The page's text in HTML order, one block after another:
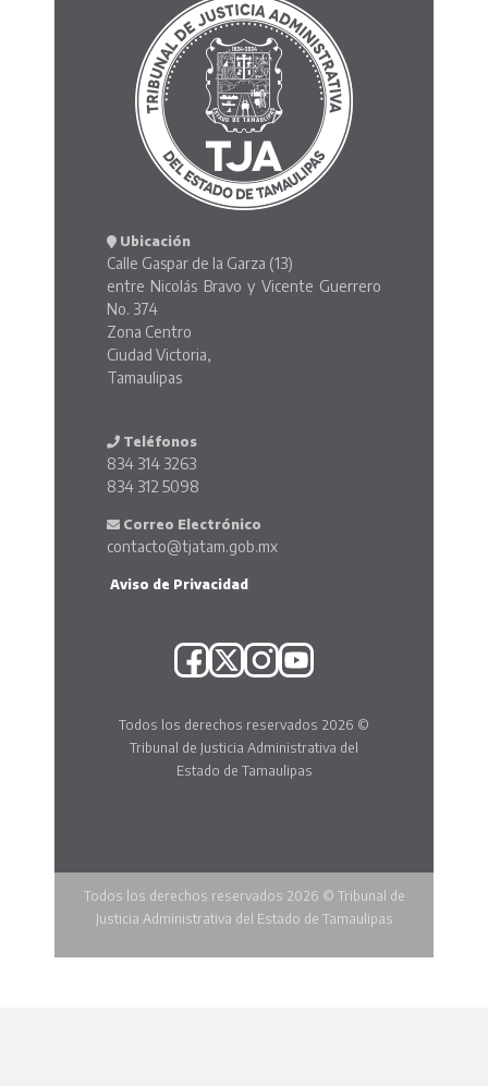
Ubicación
Calle Gaspar de la Garza (13)
entre Nicolás Bravo y Vicente Guerrero
No. 374
Zona Centro
Ciudad Victoria,
Tamaulipas
Teléfonos
834 314 3263
834 312 5098
Correo Electrónico
contacto@tjatam.gob.mx
Aviso de Privacidad
Todos los derechos reservados 2026 ©
Tribunal de Justicia Administrativa del
Estado de Tamaulipas
Todos los derechos reservados 2026 © Tribunal de
Justicia Administrativa del Estado de Tamaulipas